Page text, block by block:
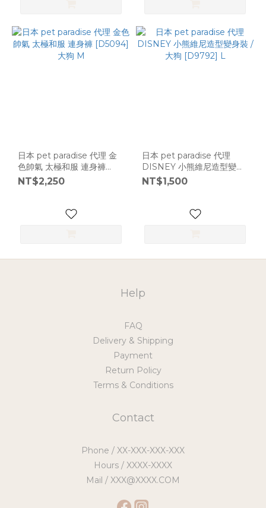
日本 pet paradise 代理 金
色帥氣 太極和服 連身褲
[D5094] 大狗 M
NT$2,250
日本 pet paradise 代理
DISNEY 小熊維尼造型變身
裝 / 大狗 [D9792] L
NT$1,500
Help
FAQ
Delivery & Shipping
Payment
Return Policy
Terms & Conditions
Contact
Phone / XX-XXX-XXX-XXX
Hours / XXXX-XXXX
Mail / XXX@XXXX.COM